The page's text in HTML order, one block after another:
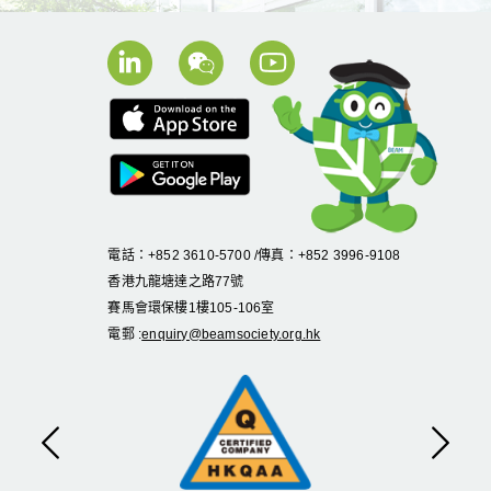
上一頁 下一頁
電話：+852 3610-5700 /傳真：+852 3996-9108
香港九龍塘達之路77號
賽馬會環保樓1 樓105-106室
電郵 :enquiry@beamsociety.org.hk